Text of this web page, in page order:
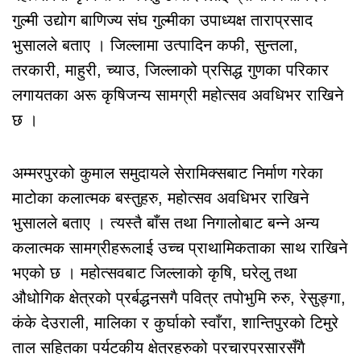
गुल्मी उद्योग बाणिज्य संघ गुल्मीका उपाध्यक्ष ताराप्रसाद
भुसालले बताए । जिल्लामा उत्पादिन कफी, सुन्तला,
तरकारी, माहुरी, च्याउ, जिल्लाको प्रसिद्ध गुणका परिकार
लगायतका अरू कृषिजन्य सामग्री महोत्सव अवधिभर राखिने
छ ।
अम्मरपुरको कुमाल समुदायले सेरामिक्सबाट निर्माण गरेका
माटोका कलात्मक बस्तुहरु, महोत्सव अवधिभर राखिने
भुसालले बताए । त्यस्तै बाँस तथा निगालोबाट बन्ने अन्य
कलात्मक सामग्रीहरूलाई उच्च प्राथामिकताका साथ राखिने
भएको छ । महोत्सवबाट जिल्लाको कृषि, घरेलु तथा
औधोगिक क्षेत्रको प्रर्बद्धनसगै पवित्र तपोभुमि रुरु, रेसुङ्गा,
कंके देउराली, मालिका र कुर्घाको स्वाँरा, शान्तिपुरको टिमुरे
ताल सहितका पर्यटकीय क्षेत्रहरुको प्रचारप्रसारसँगै